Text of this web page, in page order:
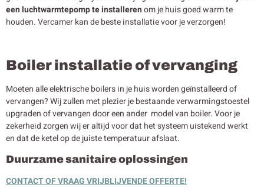
een luchtwarmtepomp te installerenom je huis goed warm te
houden. Vercamer kan de beste installatie voor je verzorgen!
Boiler installatie of vervanging
Moeten alle elektrische boilers in je huis worden geïnstalleerd of
vervangen? Wij zullen met plezier je bestaande verwarmingstoestel
upgraden of vervangen door een ander model van boiler. Voor je
zekerheid zorgen wij er altijd voor dat het systeem uistekend werkt
en dat de ketel op de juiste temperatuur afslaat.
Duurzame sanitaire oplossingen
CONTACT OF VRAAG VRIJBLIJVENDE OFFERTE!